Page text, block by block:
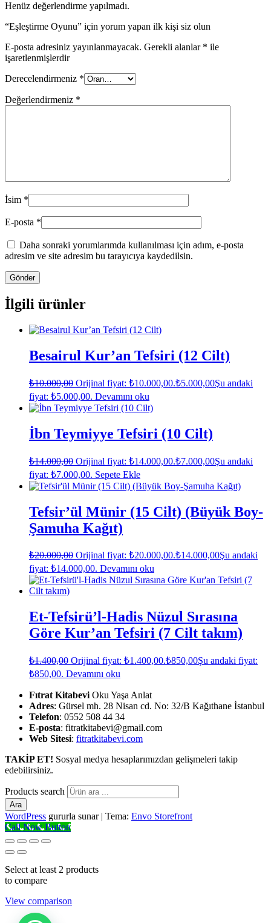
Henüz değerlendirme yapılmadı.
“Eşleştirme Oyunu” için yorum yapan ilk kişi siz olun
E-posta adresiniz yayınlanmayacak. Gerekli alanlar * ile
işaretlenmişlerdir
Derecelendirmeniz *
Değerlendirmeniz *
İsim *
E-posta *
Daha sonraki yorumlarımda kullanılması için adım, e-posta
adresim ve site adresim bu tarayıcıya kaydedilsin.
İlgili ürünler
Besairul Kur’an Tefsiri (12 Cilt)
₺10.000,00 Orijinal fiyat: ₺10.000,00.₺5.000,00Şu andaki
fiyat: ₺5.000,00. Devamını oku
İbn Teymiyye Tefsiri (10 Cilt)
₺14.000,00 Orijinal fiyat: ₺14.000,00.₺7.000,00Şu andaki
fiyat: ₺7.000,00. Sepete Ekle
Tefsir’ül Münir (15 Cilt) (Büyük Boy-
Şamuha Kağıt)
₺20.000,00 Orijinal fiyat: ₺20.000,00.₺14.000,00Şu andaki
fiyat: ₺14.000,00. Devamını oku
Et-Tefsirü’l-Hadis Nüzul Sırasına
Göre Kur’an Tefsiri (7 Cilt takım)
₺1.400,00 Orijinal fiyat: ₺1.400,00.₺850,00Şu andaki fiyat:
₺850,00. Devamını oku
Fıtrat Kitabevi Oku Yaşa Anlat
Adres: Gürsel mh. 28 Nisan cd. No: 32/B Kağıthane İstanbul
Telefon: 0552 508 44 34
E-posta: fitratkitabevi@gmail.com
Web Sitesi: fitratkitabevi.com
TAKİP ET! Sosyal medya hesaplarımızdan gelişmeleri takip
edebilirsiniz.
Products search
Ara
WordPress gururla sunar | Tema: Envo Storefront
Call Now Button
Select at least 2 products
to compare
View comparison